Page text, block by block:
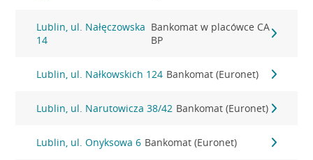
Lublin, ul. Nałęczowska
14
Bankomat w placówce CA
BP
Lublin, ul. Nałkowskich 124 Bankomat (Euronet)
Lublin, ul. Narutowicza 38/42 Bankomat (Euronet)
Lublin, ul. Onyksowa 6 Bankomat (Euronet)